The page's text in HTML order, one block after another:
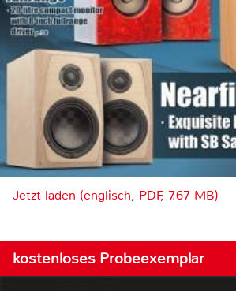
Jetzt laden (englisch, PDF, 7.67 MB)
kostenloses Probeexemplar